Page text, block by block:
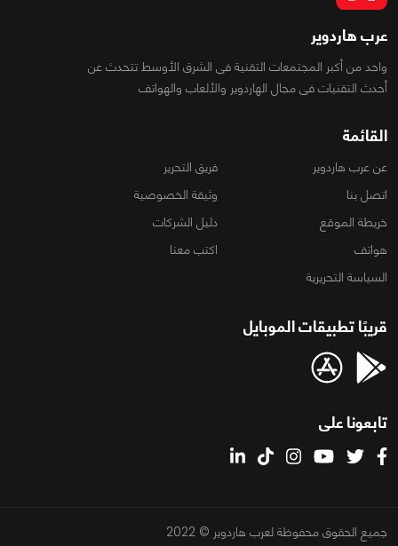
عرب هاردوير
واحد من أكبر المجتمعات التقنية فى الشرق الأوسط تتحدث عن
أحدث التقنيات فى مجال الهاردوير والألعاب والهواتف
القائمة
عن عرب هاردوير
فريق التحرير
اتصل بنا
وثيقة الخصوصية
خريطة الموقع
دليل الشركات
هواتف
اكتب معنا
السياسة التحريرية
قريبًا تطبيقات الموبايل
تابعونا على
جميع الحقوق محفوظة لعرب هاردوير © 2022